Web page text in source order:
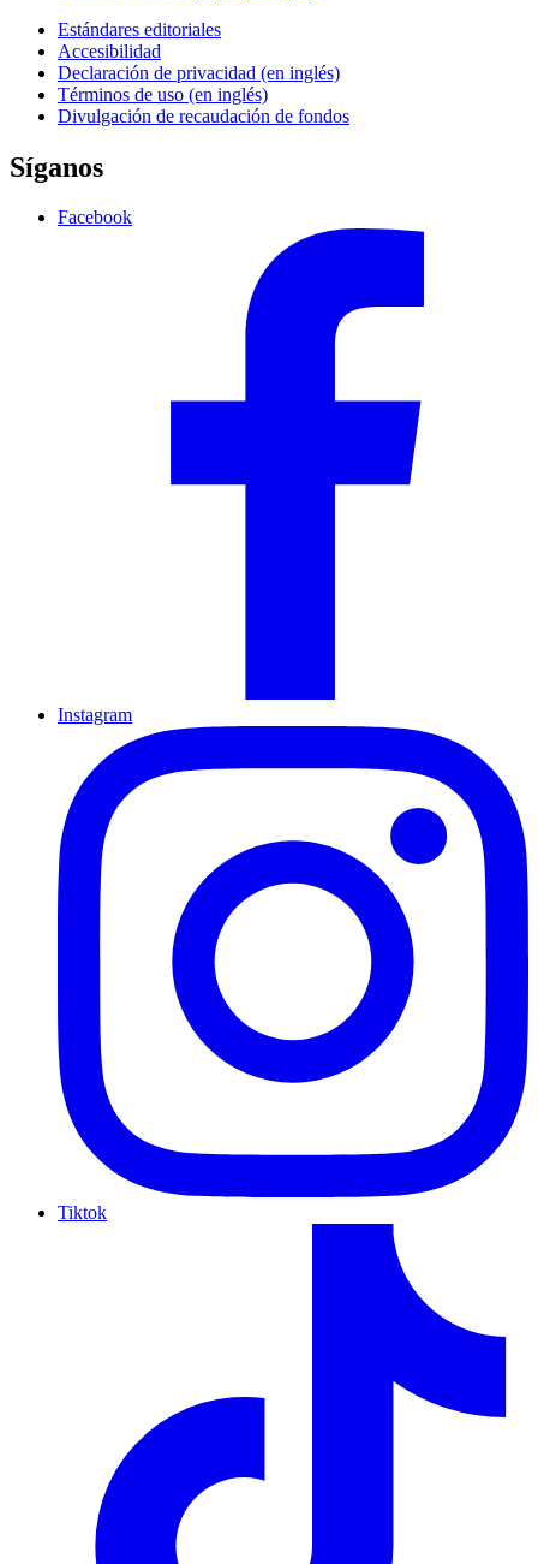
Estándares editoriales
Accesibilidad
Declaración de privacidad (en inglés)
Términos de uso (en inglés)
Divulgación de recaudación de fondos
Síganos
Facebook
Instagram
Tiktok